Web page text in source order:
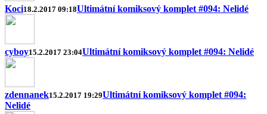
Koci18.2.2017 09:18Ultimátní komiksový komplet #094: Nelidé
cyboy15.2.2017 23:04Ultimátní komiksový komplet #094: Nelidé
zdennanek15.2.2017 19:29Ultimátní komiksový komplet #094:
Nelidé